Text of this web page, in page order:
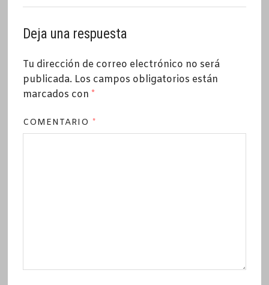
Deja una respuesta
Tu dirección de correo electrónico no será
publicada. Los campos obligatorios están
marcados con *
COMENTARIO *